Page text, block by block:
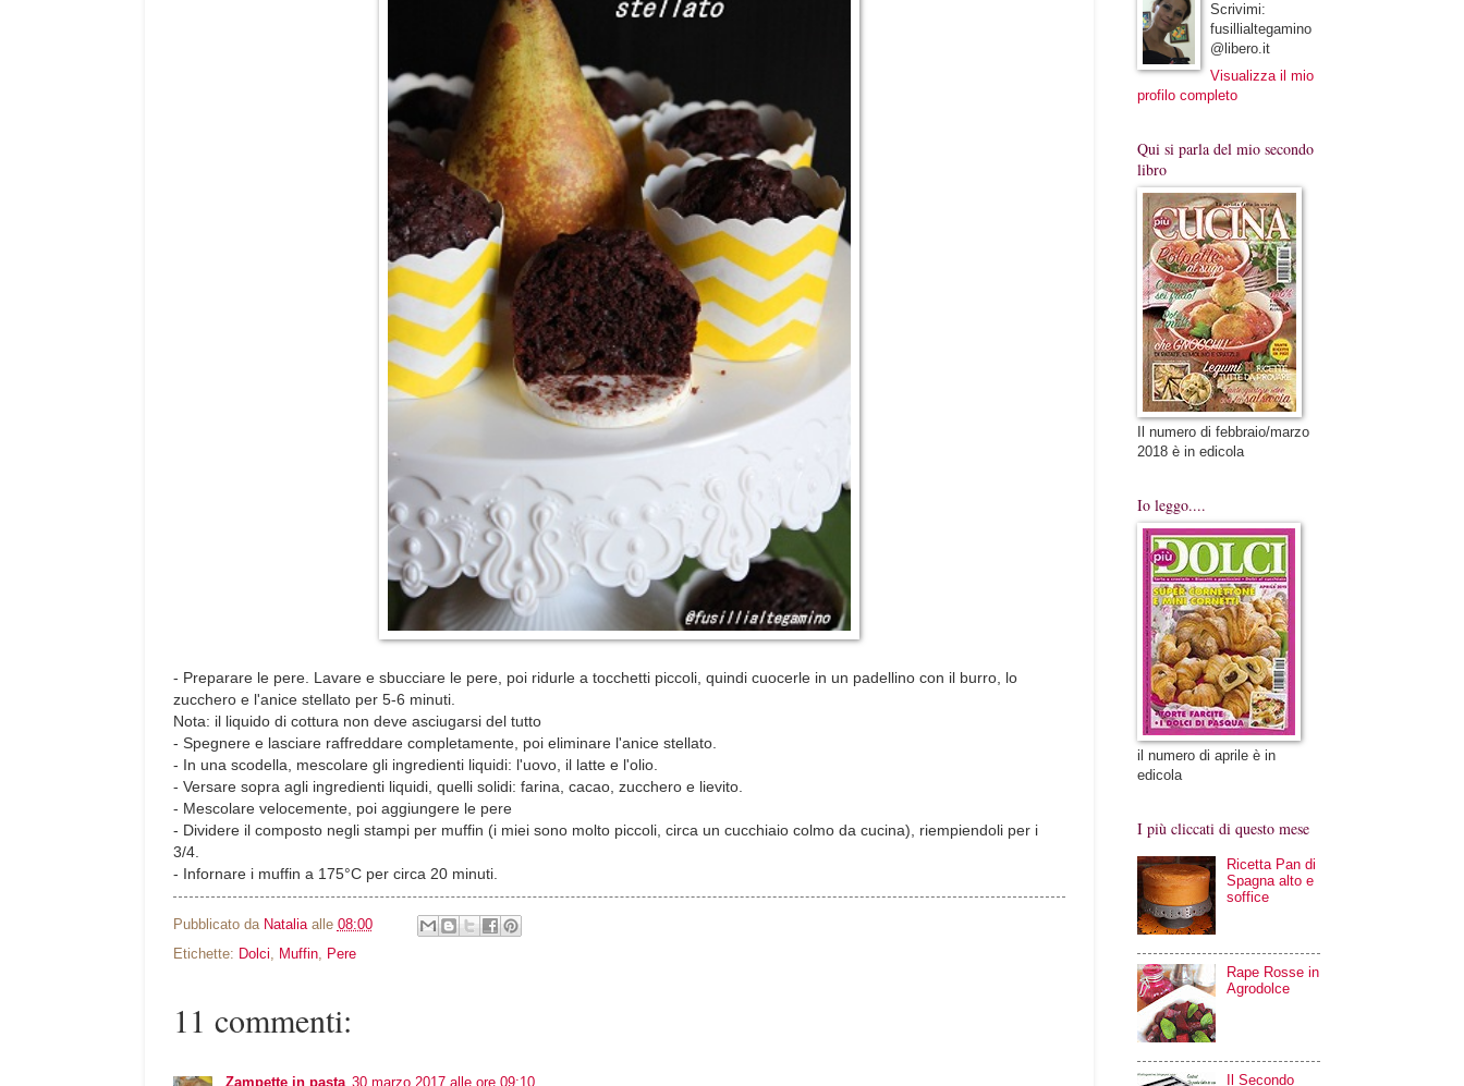
- Preparare le pere. Lavare e sbucciare le pere, poi ridurle a tocchetti piccoli, quindi cuocerle in un padellino con il burro, lo
zucchero e l'anice stellato per 5-6 minuti.
Nota: il liquido di cottura non deve asciugarsi del tutto
- Spegnere e lasciare raffreddare completamente, poi eliminare l'anice stellato.
- In una scodella, mescolare gli ingredienti liquidi: l'uovo, il latte e l'olio.
- Versare sopra agli ingredienti liquidi, quelli solidi: farina, cacao, zucchero e lievito.
- Mescolare velocemente, poi aggiungere le pere
- Dividere il composto negli stampi per muffin (i miei sono molto piccoli, circa un cucchiaio colmo da cucina), riempiendoli per i
3/4.
- Infornare i muffin a 175°C per circa 20 minuti.
Pubblicato da Natalia alle 08:00
Etichette: Dolci, Muffin, Pere
11 commenti:
Zampette in pasta 30 marzo 2017 alle ore 09:10
Scrivimi:
fusillialtegamino
@libero.it
Visualizza il mio
profilo completo
Qui si parla del mio secondo
libro
Il numero di febbraio/marzo
2018 è in edicola
Io leggo....
il numero di aprile è in
edicola
I più cliccati di questo mese
Ricetta Pan di
Spagna alto e
soffice
Rape Rosse in
Agrodolce
Il Secondo